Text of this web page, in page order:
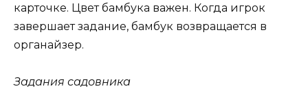
карточке. Цвет бамбука важен. Когда игрок
завершает задание, бамбук возвращается в
органайзер.
Задания садовника